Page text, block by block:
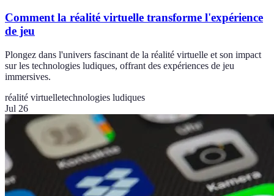
Comment la réalité virtuelle transforme l'expérience
de jeu
Plongez dans l'univers fascinant de la réalité virtuelle et son impact
sur les technologies ludiques, offrant des expériences de jeu
immersives.
réalité virtuelletechnologies ludiques
Jul 26